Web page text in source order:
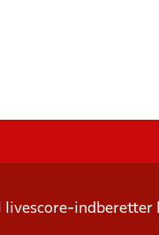
livescore-indberetter